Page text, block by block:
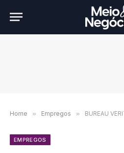
Home » Empregos » BUREAU VERITAS OFERECE
EMPREGOS